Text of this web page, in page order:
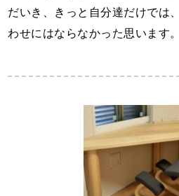
だいき、きっと自分達だけでは
わせにはならなかった思います。